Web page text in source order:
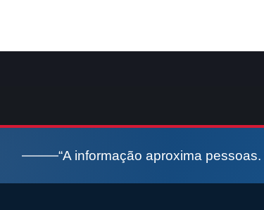
“A informação aproxima pessoas.